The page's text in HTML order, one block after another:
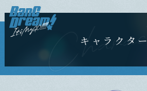
キャラクター